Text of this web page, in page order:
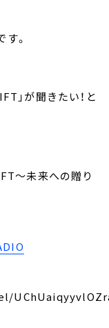
す。
」が聞きたい！と
～未来への贈り